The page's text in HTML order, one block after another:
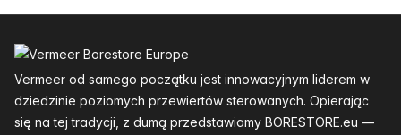
Vermeer od samego początku jest innowacyjnym liderem w
dziedzinie poziomych przewiertów sterowanych. Opierając
się na tej tradycji, z dumą przedstawiamy BORESTORE.eu —